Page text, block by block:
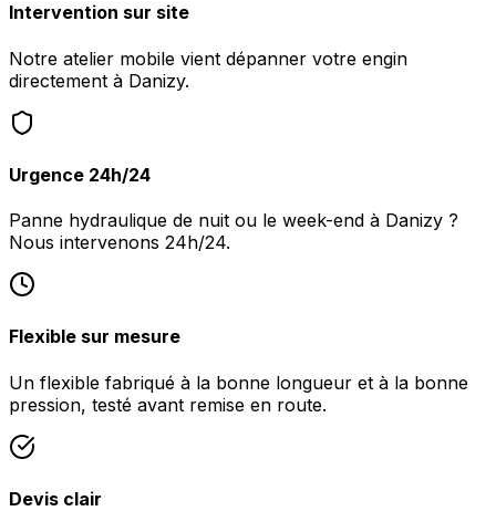
Intervention sur site
Notre atelier mobile vient dépanner votre engin
directement à Danizy.
Urgence 24h/24
Panne hydraulique de nuit ou le week-end à Danizy ?
Nous intervenons 24h/24.
Flexible sur mesure
Un flexible fabriqué à la bonne longueur et à la bonne
pression, testé avant remise en route.
Devis clair